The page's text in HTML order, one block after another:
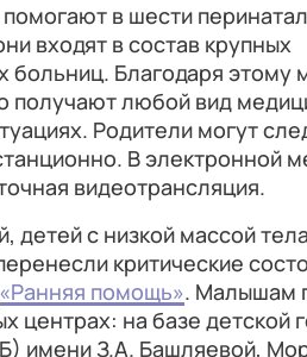
в шести
входят в состав крупных
больниц. Благодаря этому
получают любой вид
Родители могут
В электронной
видеотрансляция.
с низкой массой тела
критические
«Ранняя помощь». Малышам
центрах: на базе детской
имени З.А. Башляевой,